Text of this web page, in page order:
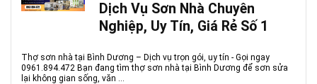
Dịch Vụ Sơn Nhà Chuyên
Nghiệp, Uy Tín, Giá Rẻ Số 1
Thợ sơn nhà tại Bình Dương – Dịch vụ trọn gói, uy tín - Gọi ngay
0961.894.472 Bạn đang tìm thợ sơn nhà tại Bình Dương để sơn sửa
lại không gian sống, văn ...